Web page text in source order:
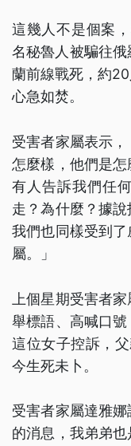
這幾人不是個案
名秘魯人被騙往
蘭前線戰死，約
心急如焚。
受害者家屬表示
怎麼樣，他們是
有人告訴我們任
走？為什麼？據
我們也同樣受到
屬。」
上個星期受害者
舉標語、高喊口
這位女子控訴，
今生死未卜。
受害者家屬達雅
的消息，我弟弟